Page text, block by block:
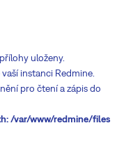
uloženy.
instanci Redmine.
pro čtení a zápis do
/var/www/redmine/files